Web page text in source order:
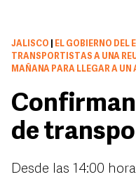
JALISCO
EL GOBIERNO DEL
TRANSPORTISTAS A UNA
MAÑANA PARA LLEGAR A UN
de
Desde las 14:00